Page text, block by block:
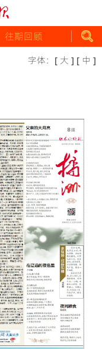
往期回顾
字体： [ 大 ] [ 中 ]